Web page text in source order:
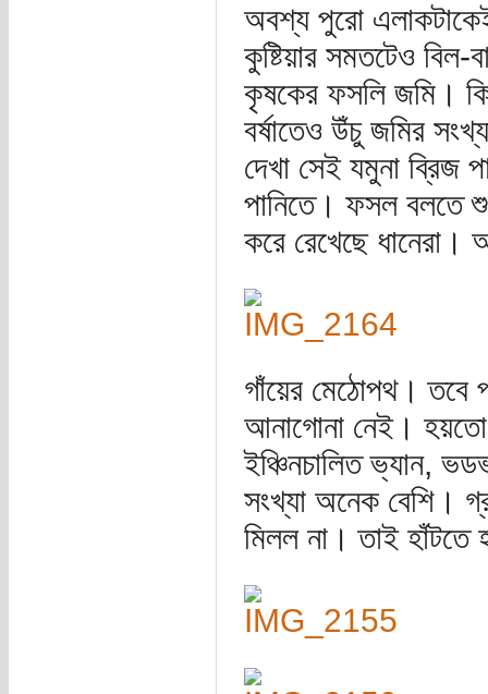
অবশ্য পুরো
কুষ্টিয়ার সমতটেও
কৃষকের ফসলি জমি।
বর্ষাতেও উঁচু জমির
দেখা সেই যমুনা ব্রিজ
পানিতে। ফসল বলতে
করে রেখেছে
গাঁয়ের মেঠোপথ। তবে
আনাগোনা নেই। হয়তো
ইঞ্চিনচালিত ভ্যান,
সংখ্যা অনেক বেশি।
মিলল না। তাই হাঁটতে